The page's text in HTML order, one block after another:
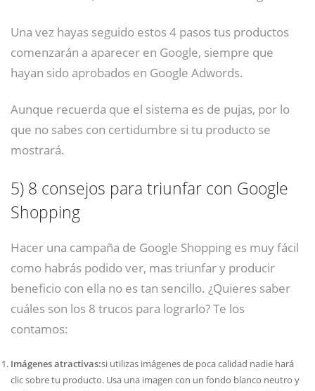
Una vez hayas seguido estos 4 pasos tus productos
comenzarán a aparecer en Google, siempre que
hayan sido aprobados en Google Adwords.
Aunque recuerda que el sistema es de pujas, por lo
que no sabes con certidumbre si tu producto se
mostrará.
5) 8 consejos para triunfar con Google
Shopping
Hacer una campaña de Google Shopping es muy fácil
como habrás podido ver, mas triunfar y producir
beneficio con ella no es tan sencillo. ¿Quieres saber
cuáles son los 8 trucos para lograrlo? Te los
contamos:
Imágenes atractivas:si utilizas imágenes de poca calidad nadie hará
clic sobre tu producto. Usa una imagen con un fondo blanco neutro y